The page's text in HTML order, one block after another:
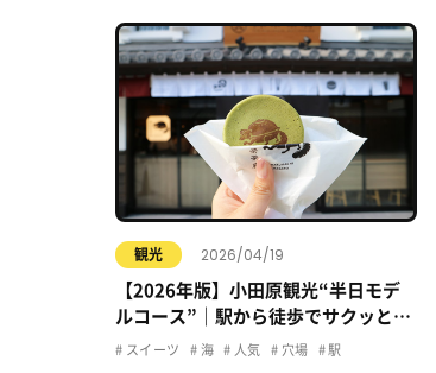
観光 2026/04/19
【2026年版】小田原観光“半日モデ
ルコース”｜駅から徒歩でサクッと楽
しむおすすめプラン
スイーツ 海 人気 穴場 駅